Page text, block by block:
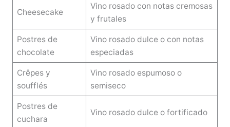
Cheesecake
Vino rosado con notas cremosas
y frutales
Postres de
chocolate
Vino rosado dulce o con notas
especiadas
Crêpes y
soufflés
Vino rosado espumoso o
semiseco
Postres de
cuchara
Vino rosado dulce o fortificado